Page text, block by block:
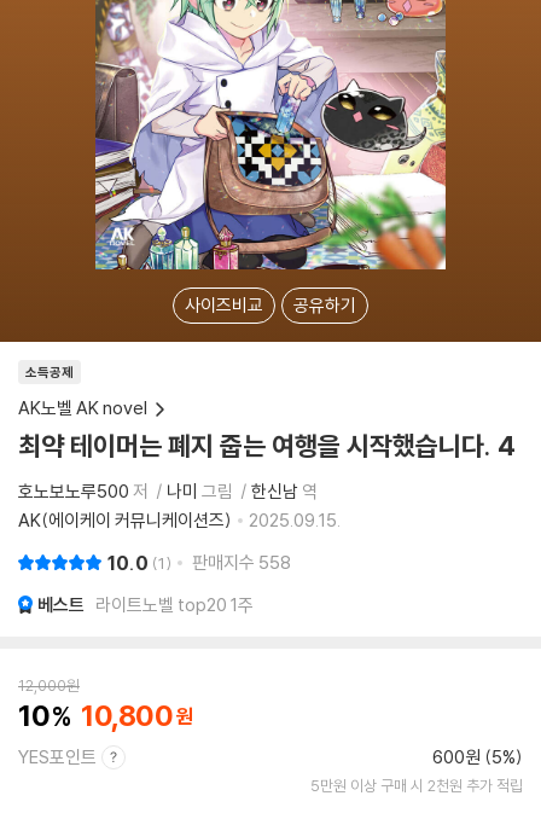
사이즈비교 공유하기
소득공제
AK노벨 AK novel
최약 테이머는 폐지 줍는 여행을 시작했습니다. 4
호노보노루500 저 나미 그림 한신남 역
AK(에이케이 커뮤니케이션즈)
2025.09.15.
10.0 1 판매지수 558
베스트 라이트노벨 top20 1주
12,000원
10 10,800
YES포인트 600원 (5%)
5만원 이상 구매 시 2천원 추가 적립